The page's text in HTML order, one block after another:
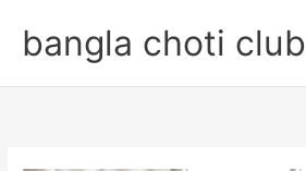
contentbangla choti club